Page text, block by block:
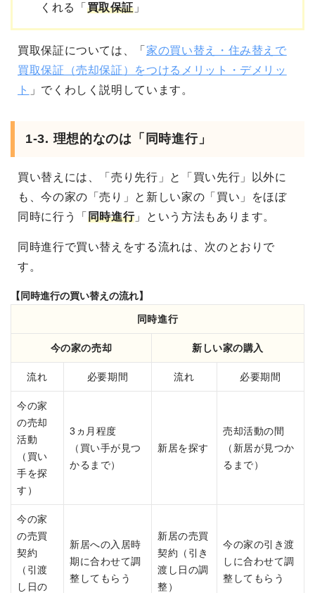
くれる「 買取保証 」
買取保証については、「 家の買い替え・住み替えで
買取保証（売却保証）をつけるメリット・デメリッ
ト 」でくわしく説明しています。
1-3. 理想的なのは「同時進行」
買い替えには、「売り先行」と「買い先行」以外に
も、今の家の「売り」と新しい家の「買い」をほぼ
同時に行う「 同時進行」という方法もあります。
同時進行で買い替えをする流れは、次のとおりで
す。
【同時進行の買い替えの流れ】
同時進行
今の家の売却 新しい家の購入
流れ 必要期間 流れ 必要期間
今の家
の売却
活動
（買い
手を探
す）
3ヵ月程度
（買い手が見つ
かるまで）
新居を探す
売却活動の間
（新居が見つか
るまで）
今の家
の売買
契約
（引渡
し日の
新居への入居時
期に合わせて調
整してもらう
新居の売買
契約（引き
渡し日の調
整）
今の家の引き渡
しに合わせて調
整してもらう